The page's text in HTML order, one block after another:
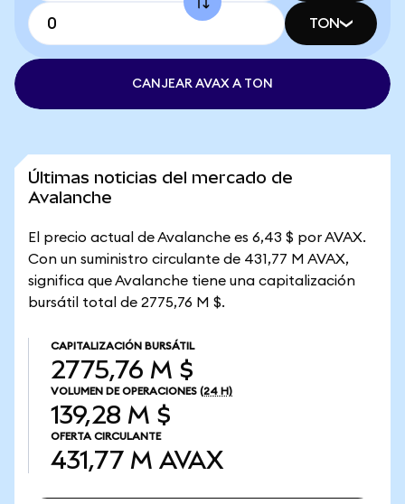
TON
CANJEAR AVAX A TON
Últimas noticias del mercado de
Avalanche
El precio actual de Avalanche es 6,43 $ por AVAX.
Con un suministro circulante de 431,77 M AVAX,
significa que Avalanche tiene una capitalización
bursátil total de 2775,76 M $.
CAPITALIZACIÓN BURSÁTIL
2775,76 M $
VOLUMEN DE OPERACIONES (24 H)
139,28 M $
OFERTA CIRCULANTE
431,77 M AVAX